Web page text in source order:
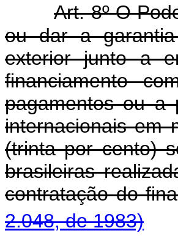
Art. 8º O
ou dar a
exterior junto a
financiamento
pagamentos ou a
internacionais em
(trinta por cento)
brasileiras
contratação
2.048, de 1983)